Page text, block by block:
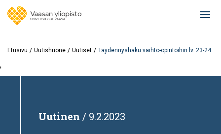
Etusivu Uutishuone Uutiset Täydennyshaku vaihto-opintoihin lv. 23-24
'
Uutinen 9.2.2023